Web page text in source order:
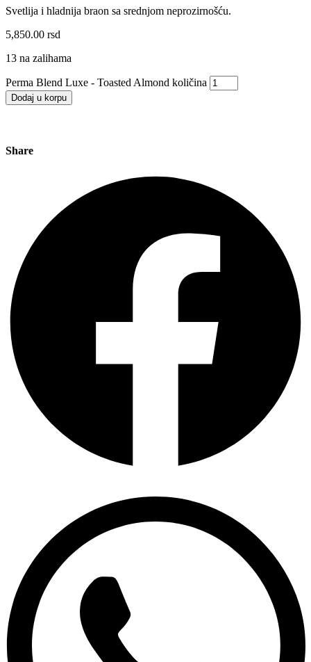
Svetlija i hladnija braon sa srednjom neprozirnošću.
5,850.00 rsd
13 na zalihama
Perma Blend Luxe - Toasted Almond količina
Dodaj u korpu
Share